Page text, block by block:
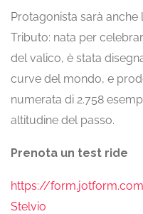
Protagonista sarà anche
Tributo: nata per
del valico, è stata
curve del mondo, e
numerata di 2.758
altitudine del passo.
Prenota un test ride
https://
Stelvio